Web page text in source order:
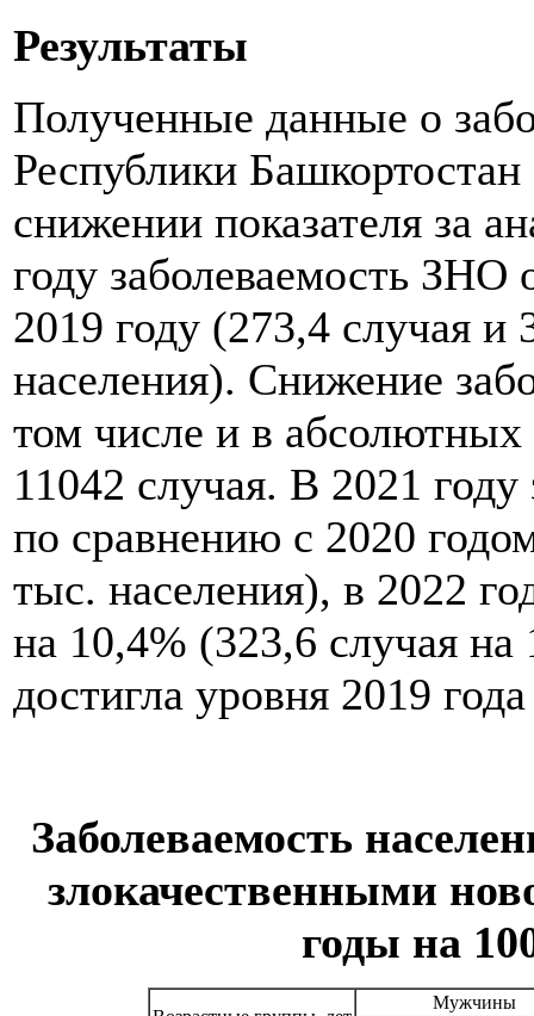
Результаты
Полученные данные о
Республики
снижении показателя за
году заболеваемость ЗНО
2019 году (273,4 случая и
населения). Снижение
том числе и в абсолютных
11042 случая. В 2021
по сравнению с 2020
тыс. населения), в 2022
на 10,4% (323,6 случая на
достигла уровня 2019
Заболеваемость
злокачественными
годы на
Мужчины